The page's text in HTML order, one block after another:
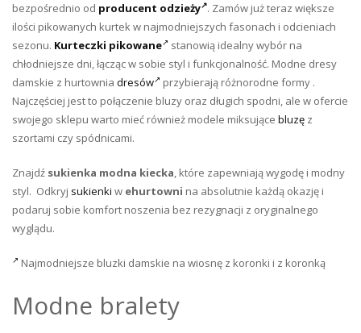
bezpośrednio od producent odzieży . Zamów już teraz większe
ilości pikowanych kurtek w najmodniejszych fasonach i odcieniach
sezonu. Kurteczki pikowane
stanowią idealny wybór na
chłodniejsze dni, łącząc w sobie styl i funkcjonalność. Modne dresy
damskie z hurtownia dresów
przybierają różnorodne formy .
Najczęściej jest to połączenie bluzy oraz długich spodni, ale w ofercie
swojego sklepu warto mieć również modele miksujące bluzę z
szortami czy spódnicami.
Znajdź sukienka modna kiecka, które zapewniają wygodę i modny
styl. Odkryj sukienki w ehurtowni na absolutnie każdą okazję i
podaruj sobie komfort noszenia bez rezygnacji z oryginalnego
wyglądu.
Najmodniejsze bluzki damskie na wiosnę z koronki i z koronką
Modne bralety